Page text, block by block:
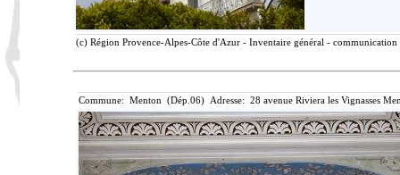
(c) Région Provence-Alpes-Côte d'Azur - Inventaire général -
Commune: Menton (Dép.06) Adresse: 28 avenue Riviera les Vignasses